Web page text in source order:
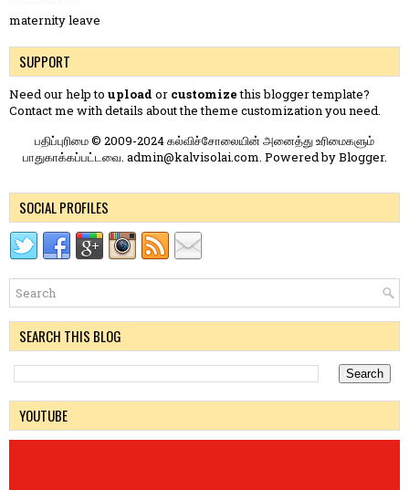
maternity leave
SUPPORT
Need our help to upload or customizethis blogger template?
Contact me with details about the theme customization you need.
பதிப்புரிமை © 2009-2024 கல்விச்சோலையின் அனைத்து உரிமைகளும்
பாதுகாக்கப்பட்டவை. admin@kalvisolai.com. Powered byBlogger.
SOCIAL PROFILES
SEARCH THIS BLOG
YOUTUBE